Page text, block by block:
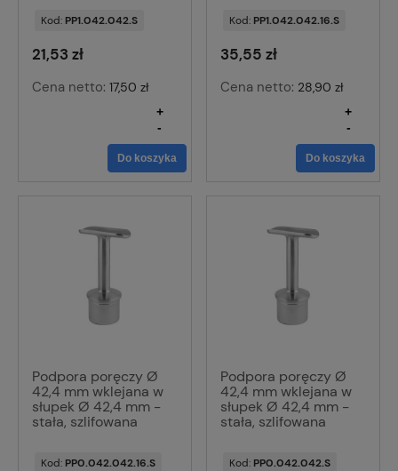
Kod: PP1.042.042.S
21,53 zł
Cena netto: 17,50 zł
-
+
Do koszyka
Kod: PP1.042.042.16.S
35,55 zł
Cena netto: 28,90 zł
-
+
Do koszyka
Podpora poręczy Ø
42,4 mm wklejana w
słupek Ø 42,4 mm -
stała, szlifowana
Kod: PP0.042.042.16.S
Podpora poręczy Ø
42,4 mm wklejana w
słupek Ø 42,4 mm -
stała, szlifowana
Kod: PP0.042.042.S